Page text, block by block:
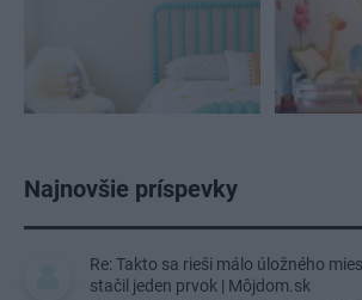
Najnovšie príspevky
Re: Takto sa rieši málo úložného
stačil jeden prvok | Môjdom.sk